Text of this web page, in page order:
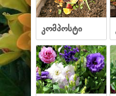
კომპოსტი